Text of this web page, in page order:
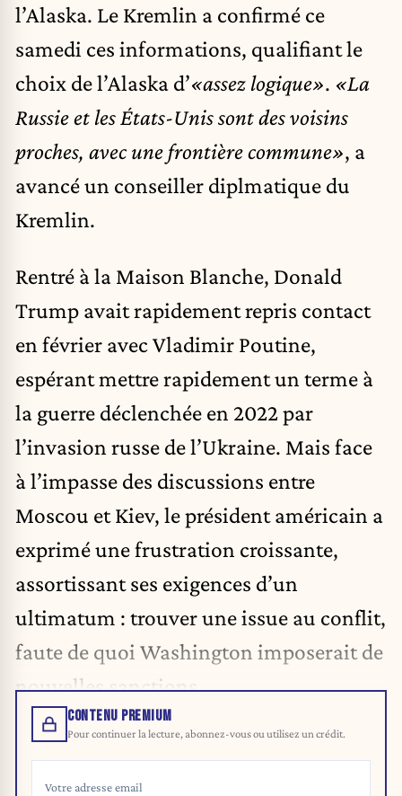
l’Alaska. Le Kremlin a confirmé ce
samedi ces informations, qualifiant le
choix de l’Alaska d’«assez logique». «La
Russie et les États-Unis sont des voisins
proches, avec une frontière commune», a
avancé un conseiller diplmatique du
Kremlin.
Rentré à la Maison Blanche, Donald
Trump avait rapidement repris contact
en février avec Vladimir Poutine,
espérant mettre rapidement un terme à
la guerre déclenchée en 2022 par
l’invasion russe de l’Ukraine. Mais face
à l’impasse des discussions entre
Moscou et Kiev, le président américain a
exprimé une frustration croissante,
assortissant ses exigences d’un
ultimatum : trouver une issue au conflit,
faute de quoi Washington imposerait de
nouvelles sanctions.
CONTENU PREMIUM
Pour continuer la lecture, abonnez-vous ou utilisez un crédit.